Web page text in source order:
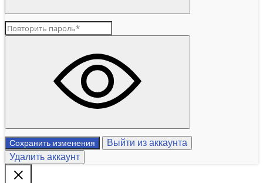
Сохранить изменения
Выйти из аккаунта
Удалить аккаунт